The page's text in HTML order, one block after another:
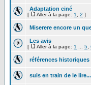
Adaptation ciné
[ Aller à la page: 1 2 ]
Miserere encore un
Les avis
[ Aller à la page: 1 5
références historiques
suis en train de le